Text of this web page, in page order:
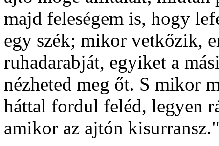
majd feleségem is, hogy
egy szék; mikor vetkőzik,
ruhadarabját, egyiket a
nézheted meg őt. S mikor
háttal fordul feléd, legyen
amikor az ajtón kisurransz."